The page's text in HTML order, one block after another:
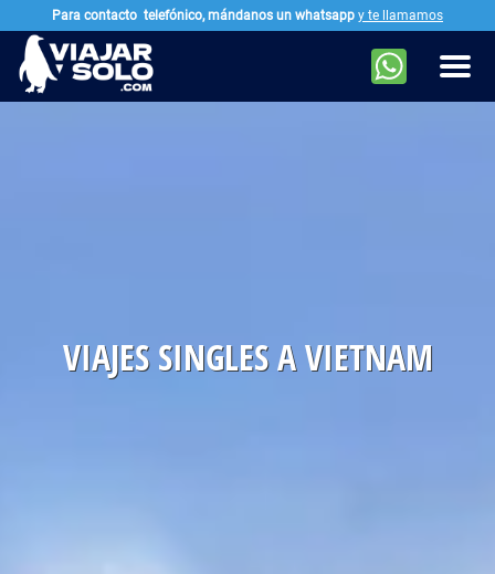
Ir al contenido principal
VIAJES SINGLES A VIETNAM
Para contacto telefónico, mándanos un whatsapp y te llamamos